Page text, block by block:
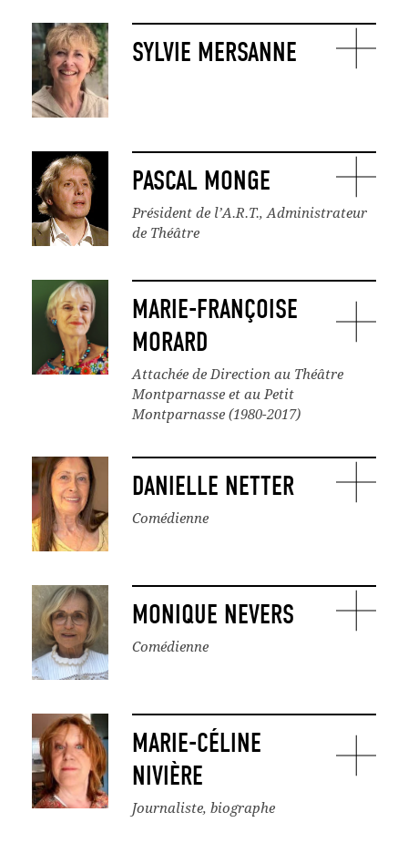
SYLVIE MERSANNE
PASCAL MONGE
Président de l’A.R.T., Administrateur
de Théâtre
MARIE-FRANÇOISE
MORARD
Attachée de Direction au Théâtre
Montparnasse et au Petit
Montparnasse (1980-2017)
DANIELLE NETTER
Comédienne
MONIQUE NEVERS
Comédienne
MARIE-CÉLINE
NIVIÈRE
Journaliste, biographe